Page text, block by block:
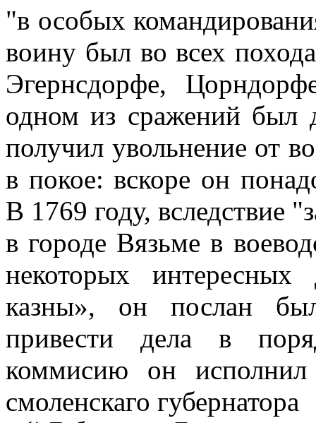
"в особых
воину был во всех
Эгернсдорфе,
одном из сражений был
получил увольнение от
в покое: вскоре он
В 1769 году, вследствие
в городе Вязьме в
некоторых
казны», он послан
привести дела в
коммисию он
смоленскаго губернатора